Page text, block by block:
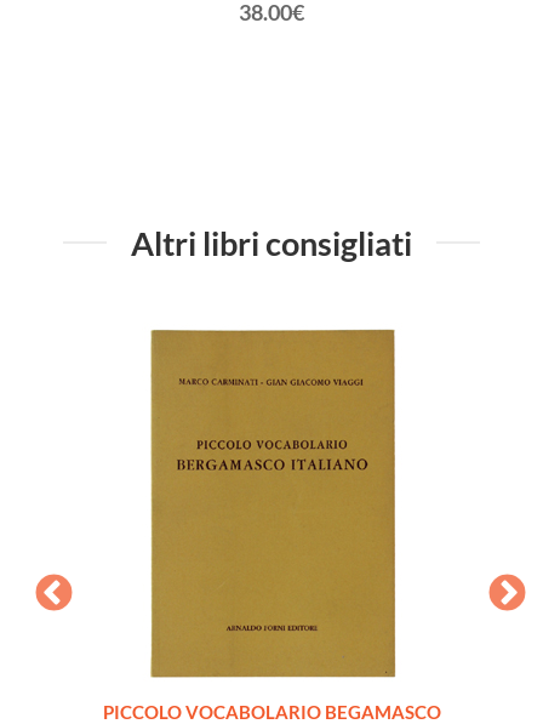
38.00€
Altri libri consigliati
PICCOLO VOCABOLARIO BEGAMASCO